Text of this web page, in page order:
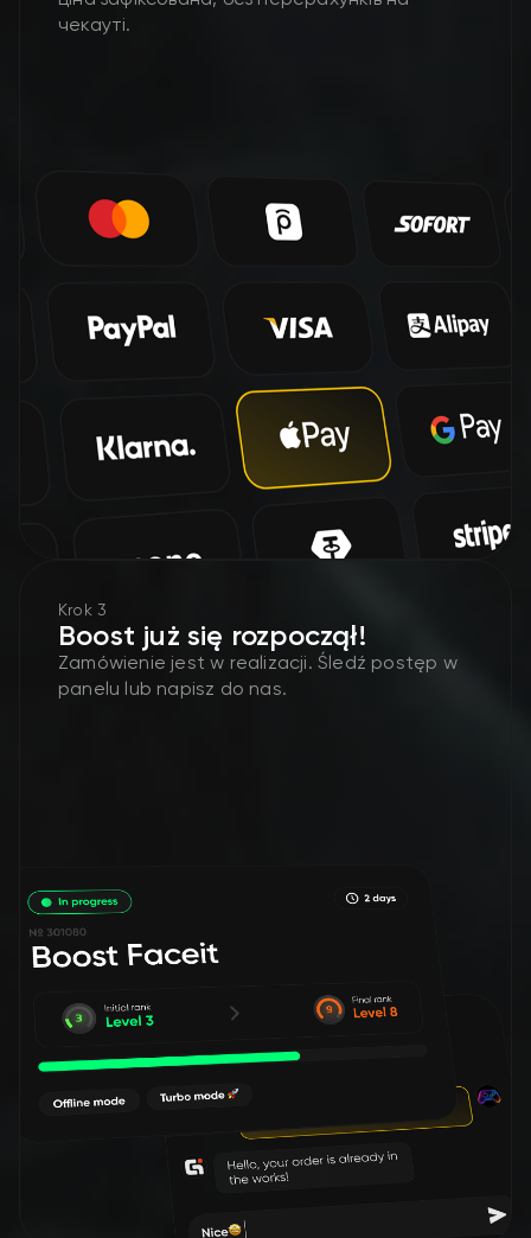
чекауті.
Krok 3
Boost już się rozpoczął!
Zamówienie jest w realizacji. Śledź postęp w
panelu lub napisz do nas.